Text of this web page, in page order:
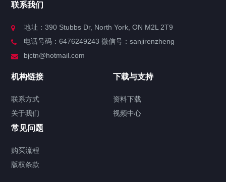
服务分类
签署类文件海牙认证程序费用
视频中心
联系我们
地址：390 Stubbs Dr, North York, ON M2L 2T9
电话号码：6476249243 微信号：sanjirenzheng
bjctn@hotmail.com
机构链接
联系方式
关于我们
下载与支持
资料下载
视频中心
常见问题
购买流程
版权条款